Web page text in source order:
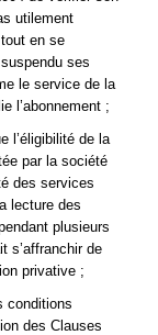
utilement
en se
ses
le service de la
l’abonnement ;
l’éligibilité de la
par la société
des services
lecture des
plusieurs
s’affranchir de
privative ;
conditions
des Clauses